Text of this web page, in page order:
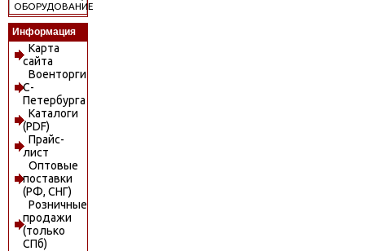
ОБОРУДОВАНИЕ
Информация
Карта
сайта
Военторги
С-
Петербурга
Каталоги
(PDF)
Прайс-
лист
Оптовые
поставки
(РФ, СНГ)
Розничные
продажи
(только
СПб)